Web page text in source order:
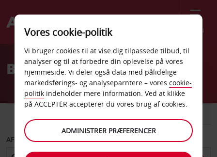
Menu
Welcome
AvisBilleje Papenburg
AFHENT FRA
Vores cookie-politik
Vi bruger cookies til at vise dig tilpassede tilbud, til
analyser og til at forbedre din oplevelse på vores
hjemmeside. Vi deler også data med pålidelige
markedsførings- og analyseparntere – vores cookie-
politik indeholder mere information. Ved at klikke
på ACCEPTÉR accepterer du vores brug af cookies.
ADMINISTRER PRÆFERENCER